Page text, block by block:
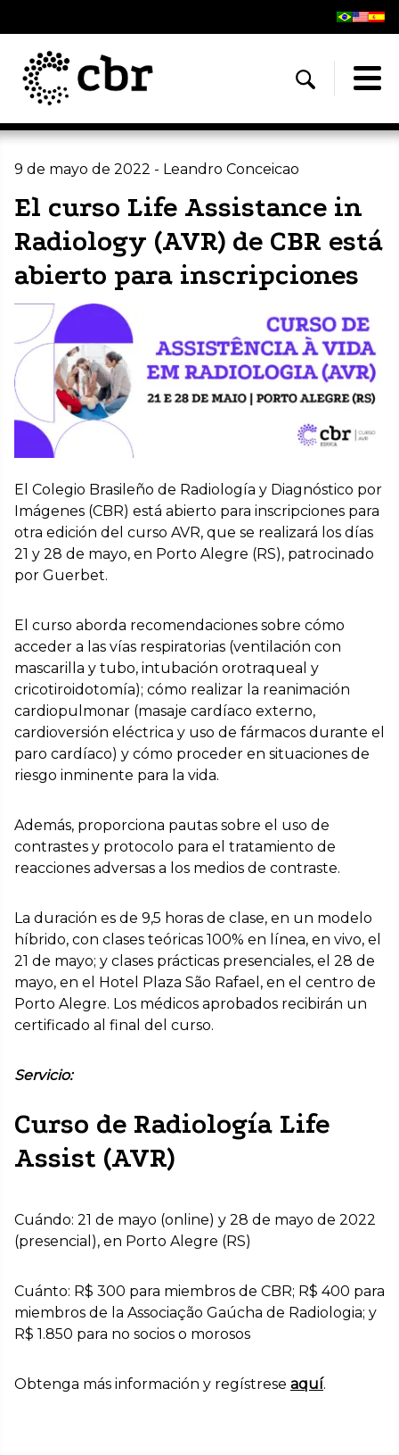
9 de mayo de 2022 - Leandro Conceicao
El curso Life Assistance in
Radiology (AVR) de CBR está
abierto para inscripciones
El Colegio Brasileño de Radiología y Diagnóstico por
Imágenes (CBR) está abierto para inscripciones para
otra edición del curso AVR, que se realizará los días
21 y 28 de mayo, en Porto Alegre (RS), patrocinado
por Guerbet.
El curso aborda recomendaciones sobre cómo
acceder a las vías respiratorias (ventilación con
mascarilla y tubo, intubación orotraqueal y
cricotiroidotomía); cómo realizar la reanimación
cardiopulmonar (masaje cardíaco externo,
cardioversión eléctrica y uso de fármacos durante el
paro cardíaco) y cómo proceder en situaciones de
riesgo inminente para la vida.
Además, proporciona pautas sobre el uso de
contrastes y protocolo para el tratamiento de
reacciones adversas a los medios de contraste.
La duración es de 9,5 horas de clase, en un modelo
híbrido, con clases teóricas 100% en línea, en vivo, el
21 de mayo; y clases prácticas presenciales, el 28 de
mayo, en el Hotel Plaza São Rafael, en el centro de
Porto Alegre. Los médicos aprobados recibirán un
certificado al final del curso.
Servicio:
Curso de Radiología Life
Assist (AVR)
Cuándo: 21 de mayo (online) y 28 de mayo de 2022
(presencial), en Porto Alegre (RS)
Cuánto: R$ 300 para miembros de CBR; R$ 400 para
miembros de la Associação Gaúcha de Radiologia; y
R$ 1.850 para no socios o morosos
Obtenga más información y regístrese aquí.